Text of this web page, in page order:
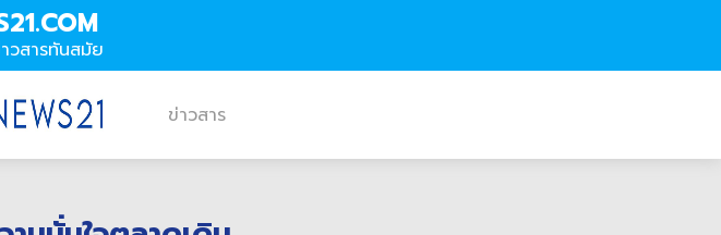
วสารทันสมัย
ข่าวสาร